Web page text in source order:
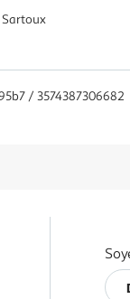
Sartoux
/ 3574387306682